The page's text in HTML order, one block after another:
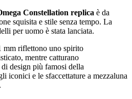
Constellation replica è da
squisita e stile senza tempo. La
per uomo è stata lanciata.
mm riflettono uno spirito
mentre catturano
design più famosi della
iconici e le sfaccettature a mezzaluna